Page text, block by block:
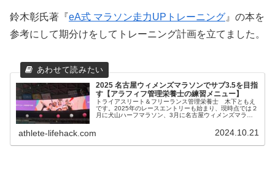
鈴木彰氏著『eA式 マラソン走力UPトレーニング 』の本を
参考にして期分けをしてトレーニング計画を立てました。
2025 名古屋ウィメンズマラソンでサブ3.5を目指
す【アラフィフ管理栄養士の練習メニュー】
トライアスリート＆フリーランス管理栄養士 木下ともえ
です。2025年のレースエントリーも始まり、現時点では２
月に犬山ハーフマラソン、3月に名古屋ウィメンズマラソ
athlete-lifehack.com 2024.10.21